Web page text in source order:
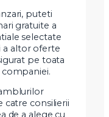
puteti
gratuite a
selectate
a altor oferte
pe toata
companiei.
catre consilierii
de a alege cu